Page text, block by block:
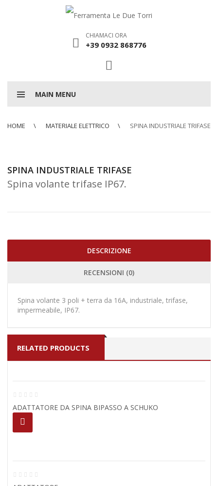
CHIAMACI ORA
+39 0932 868776
MAIN MENU
HOME MATERIALE ELETTRICO SPINA INDUSTRIALE TRIFASE
SPINA INDUSTRIALE TRIFASE
Spina volante trifase IP67.
DESCRIZIONE
RECENSIONI (0)
Spina volante 3 poli + terra da 16A, industriale, trifase,
impermeabile, IP67.
RELATED PRODUCTS
ADATTATORE DA SPINA BIPASSO A SCHUKO